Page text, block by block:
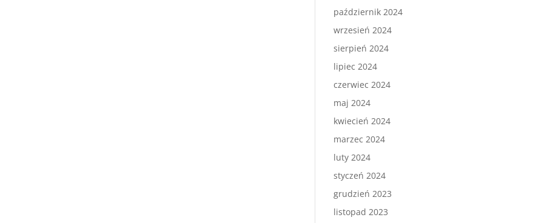
październik 2024
wrzesień 2024
sierpień 2024
lipiec 2024
czerwiec 2024
maj 2024
kwiecień 2024
marzec 2024
luty 2024
styczeń 2024
grudzień 2023
listopad 2023